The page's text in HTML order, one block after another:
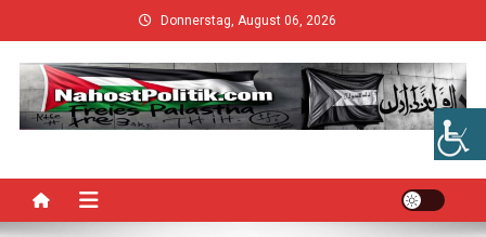
to
content
Donnerstag, August 06, 2026